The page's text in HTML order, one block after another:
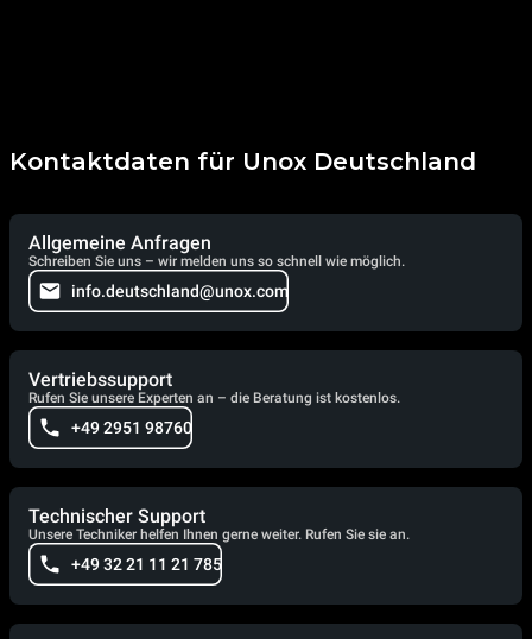
Kontaktdaten für Unox Deutschland
Allgemeine Anfragen
Schreiben Sie uns – wir melden uns so schnell wie möglich.
info.deutschland@unox.com
Vertriebssupport
Rufen Sie unsere Experten an – die Beratung ist kostenlos.
+49 2951 98760
Technischer Support
Unsere Techniker helfen Ihnen gerne weiter. Rufen Sie sie an.
+49 32 21 11 21 785